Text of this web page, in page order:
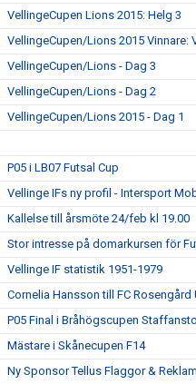
VellingeCupen Lions 2015: Helg 3
VellingeCupen/Lions 2015 Vinnare:
VellingeCupen/Lions - Dag 3
VellingeCupen/Lions - Dag 2
VellingeCupen/Lions 2015 - Dag 1
P05 i LB07 Futsal Cup
Vellinge IFs ny profil - Intersport
Kallelse till årsmöte 24/feb kl 19.00
Stor intresse på domarkursen för
Vellinge IF statistik 1951-1979
Cornelia Hansson till FC Rosengård
P05 Final i Bråhögscupen
Mästare i Skånecupen F14
Ny Sponsor Tellus Flaggor & Reklam